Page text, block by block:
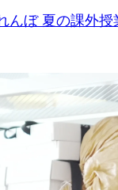
んぼ 夏の課外